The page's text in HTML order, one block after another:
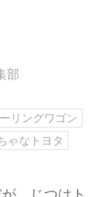
部
リングワゴン
ゃなトヨタ
、じつはト